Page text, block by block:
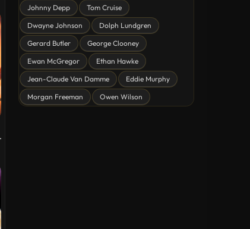
ดูหนังไซไฟ Sci-Fi
ดูหนังครอบครัว Family
ดูหนังฝรั่งอังกฤษ UK
ดูหนังญี่ปุ่น Japan
ดูหนังไทย Thailand
Johnny Depp
Tom Cruise
Dwayne Johnson
Dolph Lundgren
Gerard Butler
George Clooney
Ewan McGregor
Ethan Hawke
Jean-Claude Van Damme
Eddie Murphy
Morgan Freeman
Owen Wilson